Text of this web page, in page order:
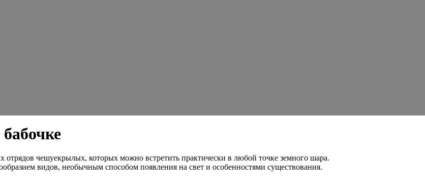
чешуекрылых, которых можно встретить практически в любой точке земного шара.
видов, необычным способом появления на свет и особенностями существования.